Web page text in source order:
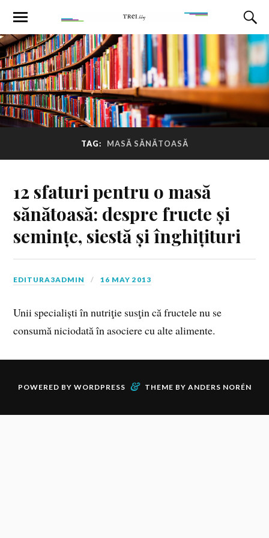
TAG: MASĂ SĂNĂTOASĂ
12 sfaturi pentru o masă
sănătoasă: despre fructe și
semințe, siestă și înghițituri
EDITURA3ADMIN 16 MAY 2013
Unii specialiști în nutriţie susţin că fructele nu se
consumă niciodată în asociere cu alte alimente.
POWERED BY WORDPRESS & THEME BY ANDERS NORÉN